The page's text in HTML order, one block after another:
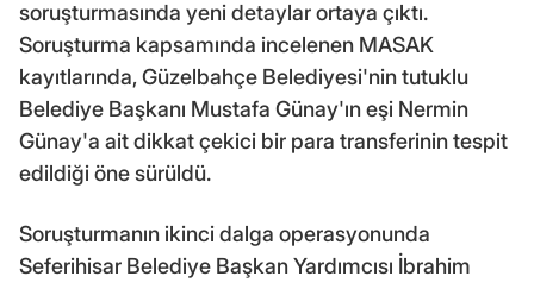
soruşturmasında yeni detaylar ortaya çıktı.
Soruşturma kapsamında incelenen MASAK
kayıtlarında, Güzelbahçe Belediyesi'nin tutuklu
Belediye Başkanı Mustafa Günay'ın eşi Nermin
Günay'a ait dikkat çekici bir para transferinin tespit
edildiği öne sürüldü.
Soruşturmanın ikinci dalga operasyonunda
Seferihisar Belediye Başkan Yardımcısı İbrahim